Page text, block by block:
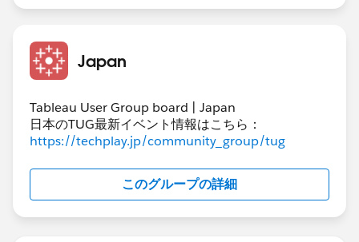
Japan
Tableau User Group board | Japan
日本のTUG最新イベント情報はこちら：
https://techplay.jp/community_group/tug
このグループの詳細